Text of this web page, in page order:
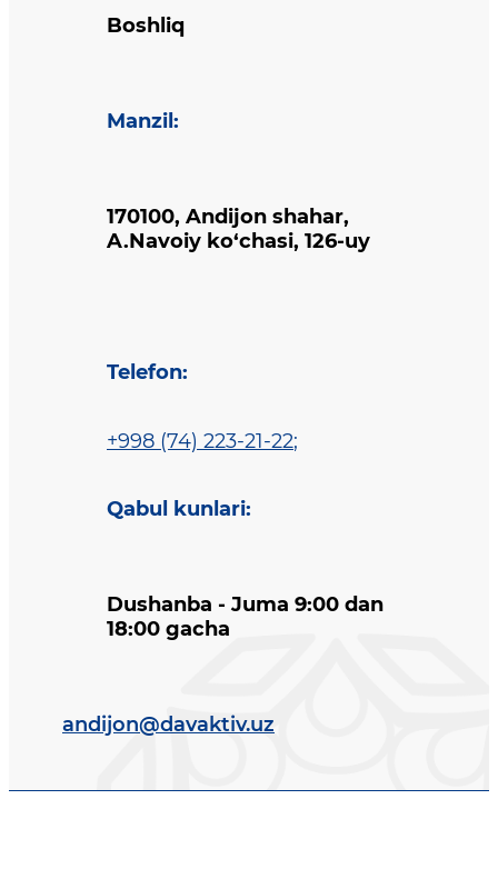
Boshliq
Manzil :
170100, Andijon shahar,
A.Navoiy ko‘chasi, 126-uy
Telefon:
+998 (74) 223-21-22;
Qabul kunlari:
Dushanba - Juma 9:00 dan
18:00 gacha
andijon@davaktiv.uz